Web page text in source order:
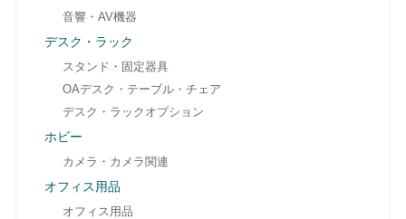
音響・AV機器
デスク・ラック
スタンド・固定器具
OAデスク・テーブル・チェア
デスク・ラックオプション
ホビー
カメラ・カメラ関連
オフィス用品
オフィス用品